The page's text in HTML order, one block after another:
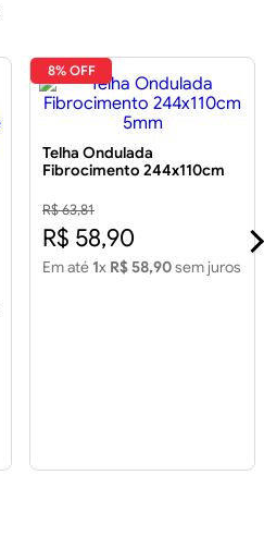
8% OFF
Telha Ondulada
Fibrocimento 244x110cm
R$ 63,81
R$ 58,90
Em até 1x R$ 58,90sem juros